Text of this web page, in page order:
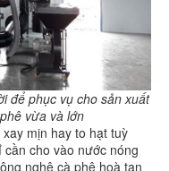
để phục vụ cho sản xuất
vừa và lớn
mịn hay to hạt tuỳ
cho vào nước nóng
nghệ cà phê hoà tan